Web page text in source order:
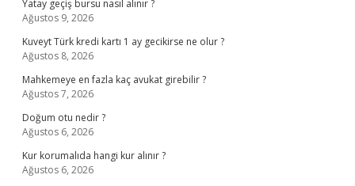
Yatay geçiş bursu nasıl alınır ?
Ağustos 9, 2026
Kuveyt Türk kredi kartı 1 ay gecikirse ne olur ?
Ağustos 8, 2026
Mahkemeye en fazla kaç avukat girebilir ?
Ağustos 7, 2026
Doğum otu nedir ?
Ağustos 6, 2026
Kur korumalıda hangi kur alınır ?
Ağustos 6, 2026